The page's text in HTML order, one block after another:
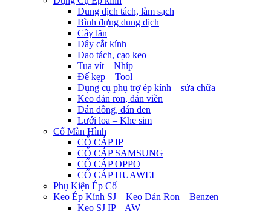
Dung dịch tách, làm sạch
Bình đựng dung dịch
Cây lăn
Dây cắt kính
Dao tách, cạo keo
Tua vít – Nhíp
Đế kẹp – Tool
Dụng cụ phụ trợ ép kính – sửa chữa
Keo dán ron, dán viền
Dán đồng, dán đen
Lưới loa – Khe sim
Cổ Màn Hình
CỔ CÁP IP
CỔ CÁP SAMSUNG
CỔ CÁP OPPO
CỔ CÁP HUAWEI
Phụ Kiện Ép Cố
Keo Ép Kính SJ – Keo Dán Ron – Benzen
Keo SJ IP – AW